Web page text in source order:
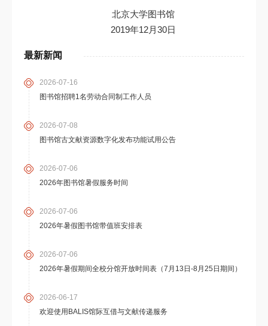
最新新闻
2026-07-16
图书馆招聘1名劳动合同制工作人员
2026-07-08
图书馆古文献资源数字化发布功能试用公告
2026-07-06
2026年图书馆暑假服务时间
2026-07-06
2026年暑假图书馆带值班安排表
2026-07-06
2026年暑假期间全校分馆开放时间表（7月13日-8月25日期间）
2026-06-17
欢迎使用BALIS馆际互借与文献传递服务
北京大学图书馆
2019年12月30日